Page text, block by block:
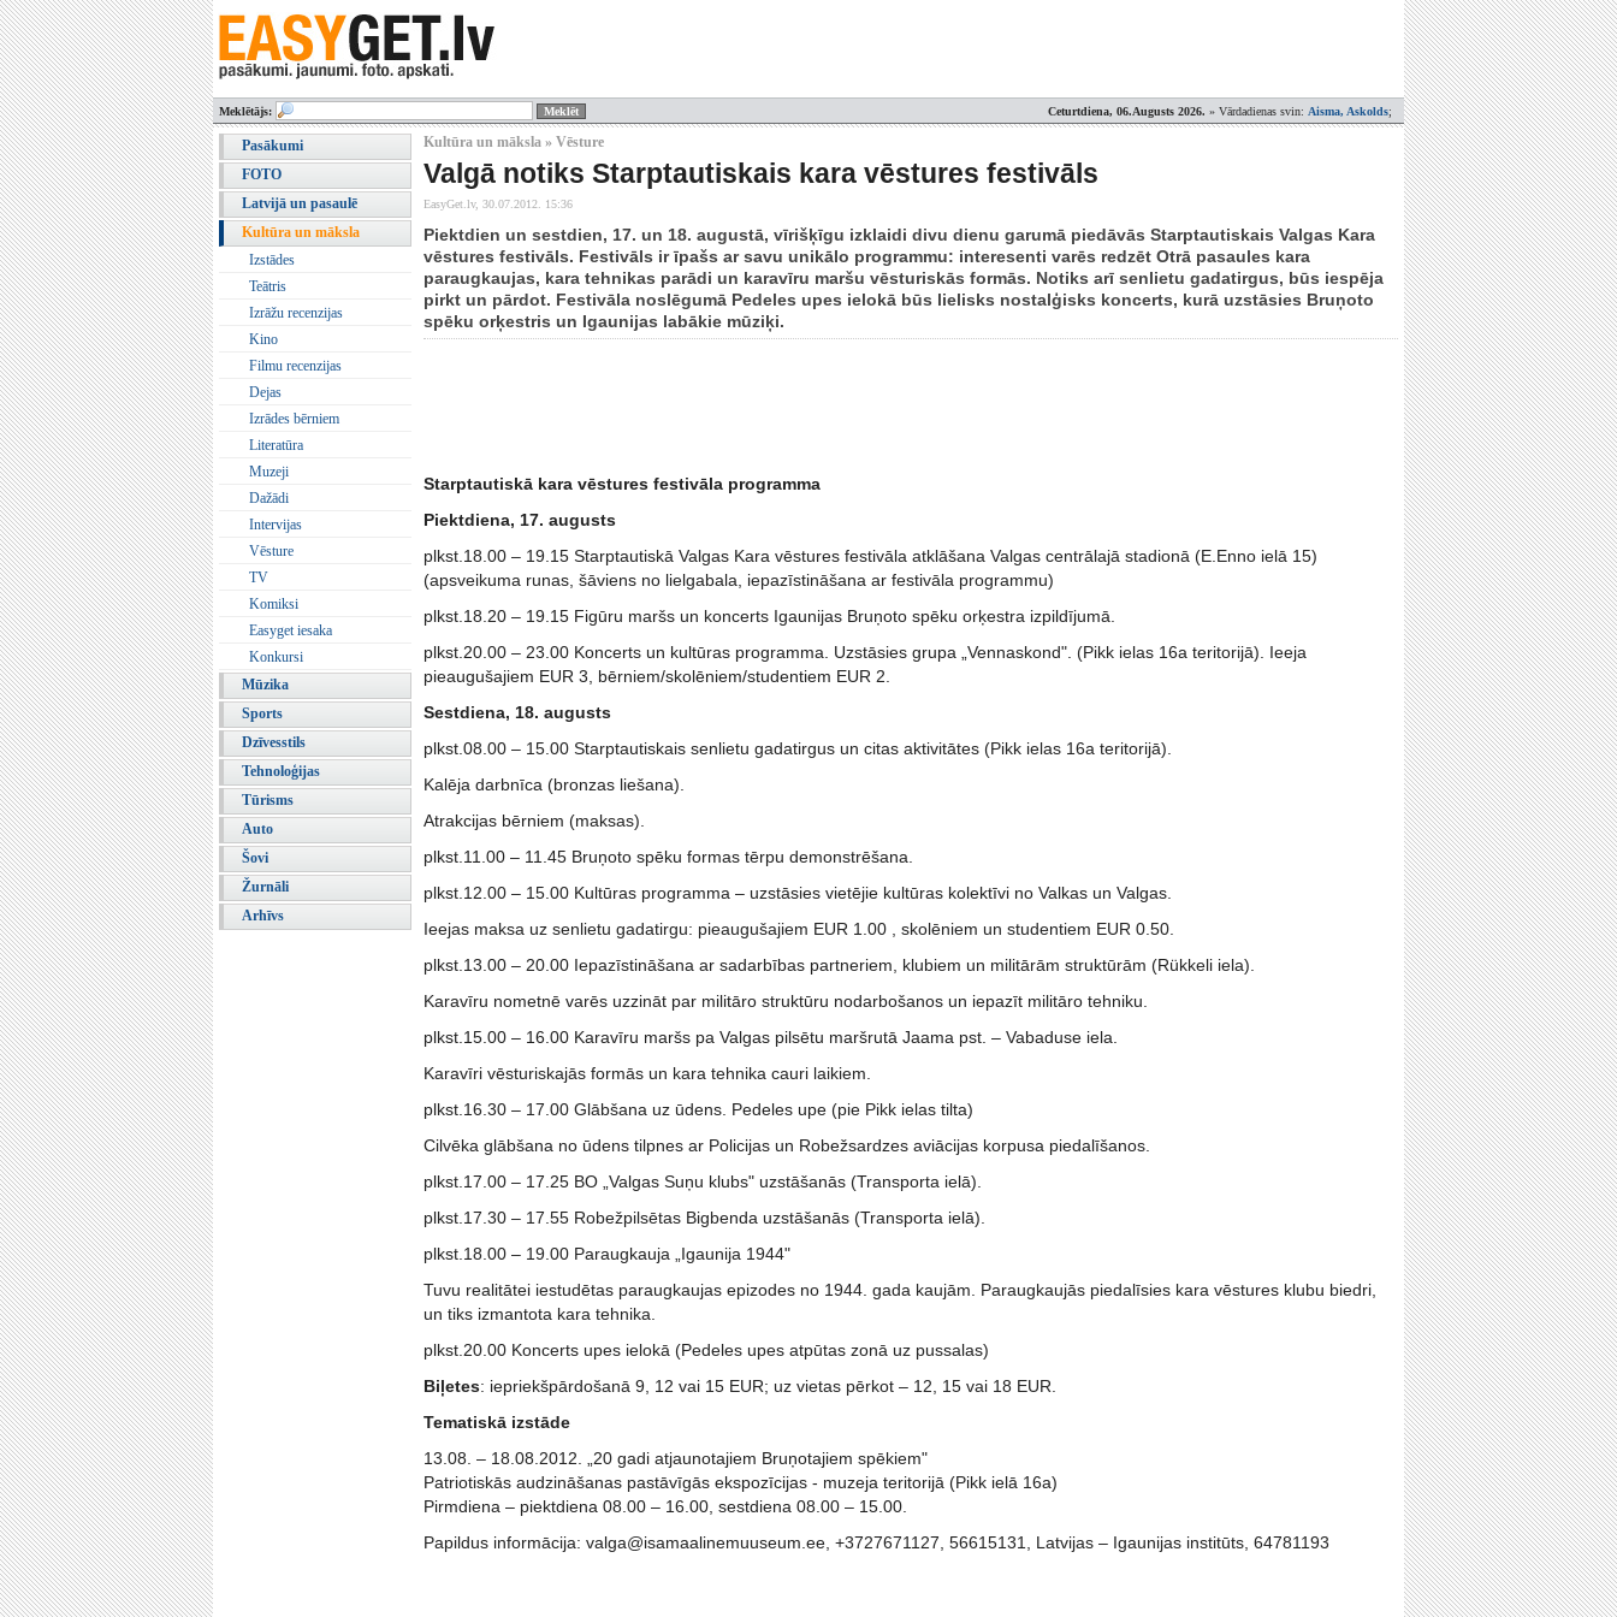
Ceturtdiena, 06.Augusts 2026. » Vārdadienas svin: Aisma, Askolds;
Meklētājs:
Pasākumi
FOTO
Latvijā un pasaulē
Kultūra un māksla
Izstādes
Teātris
Izrāžu recenzijas
Kino
Filmu recenzijas
Dejas
Izrādes bērniem
Literatūra
Muzeji
Dažādi
Intervijas
Vēsture
TV
Komiksi
Easyget iesaka
Konkursi
Mūzika
Sports
Dzīvesstils
Tehnoloģijas
Tūrisms
Auto
Šovi
Žurnāli
Arhīvs
Kultūra un māksla » Vēsture
Valgā notiks Starptautiskais kara vēstures festivāls
EasyGet.lv, 30.07.2012. 15:36
Piektdien un sestdien, 17. un 18. augustā, vīrišķīgu izklaidi divu dienu garumā piedāvās Starptautiskais Valgas Kara
vēstures festivāls. Festivāls ir īpašs ar savu unikālo programmu: interesenti varēs redzēt Otrā pasaules kara
paraugkaujas, kara tehnikas parādi un karavīru maršu vēsturiskās formās. Notiks arī senlietu gadatirgus, būs iespēja
pirkt un pārdot. Festivāla noslēgumā Pedeles upes ielokā būs lielisks nostalģisks koncerts, kurā uzstāsies Bruņoto
spēku orķestris un Igaunijas labākie mūziķi.
Starptautiskā kara vēstures festivāla programma
Piektdiena, 17. augusts
plkst.18.00 – 19.15 Starptautiskā Valgas Kara vēstures festivāla atklāšana Valgas centrālajā stadionā (E.Enno ielā 15)
(apsveikuma runas, šāviens no lielgabala, iepazīstināšana ar festivāla programmu)
plkst.18.20 – 19.15 Figūru maršs un koncerts Igaunijas Bruņoto spēku orķestra izpildījumā.
plkst.20.00 – 23.00 Koncerts un kultūras programma. Uzstāsies grupa „Vennaskond". (Pikk ielas 16a teritorijā). Ieeja
pieaugušajiem EUR 3, bērniem/skolēniem/studentiem EUR 2.
Sestdiena, 18. augusts
plkst.08.00 – 15.00 Starptautiskais senlietu gadatirgus un citas aktivitātes (Pikk ielas 16a teritorijā).
Kalēja darbnīca (bronzas liešana).
Atrakcijas bērniem (maksas).
plkst.11.00 – 11.45 Bruņoto spēku formas tērpu demonstrēšana.
plkst.12.00 – 15.00 Kultūras programma – uzstāsies vietējie kultūras kolektīvi no Valkas un Valgas.
Ieejas maksa uz senlietu gadatirgu: pieaugušajiem EUR 1.00 , skolēniem un studentiem EUR 0.50.
plkst.13.00 – 20.00 Iepazīstināšana ar sadarbības partneriem, klubiem un militārām struktūrām (Rükkeli iela).
Karavīru nometnē varēs uzzināt par militāro struktūru nodarbošanos un iepazīt militāro tehniku.
plkst.15.00 – 16.00 Karavīru maršs pa Valgas pilsētu maršrutā Jaama pst. – Vabaduse iela.
Karavīri vēsturiskajās formās un kara tehnika cauri laikiem.
plkst.16.30 – 17.00 Glābšana uz ūdens. Pedeles upe (pie Pikk ielas tilta)
Cilvēka glābšana no ūdens tilpnes ar Policijas un Robežsardzes aviācijas korpusa piedalīšanos.
plkst.17.00 – 17.25 BO „Valgas Suņu klubs" uzstāšanās (Transporta ielā).
plkst.17.30 – 17.55 Robežpilsētas Bigbenda uzstāšanās (Transporta ielā).
plkst.18.00 – 19.00 Paraugkauja „Igaunija 1944"
Tuvu realitātei iestudētas paraugkaujas epizodes no 1944. gada kaujām. Paraugkaujās piedalīsies kara vēstures klubu biedri,
un tiks izmantota kara tehnika.
plkst.20.00 Koncerts upes ielokā (Pedeles upes atpūtas zonā uz pussalas)
Biļetes: iepriekšpārdošanā 9, 12 vai 15 EUR; uz vietas pērkot – 12, 15 vai 18 EUR.
Tematiskā izstāde
13.08. – 18.08.2012. „20 gadi atjaunotajiem Bruņotajiem spēkiem"
Patriotiskās audzināšanas pastāvīgās ekspozīcijas - muzeja teritorijā (Pikk ielā 16a)
Pirmdiena – piektdiena 08.00 – 16.00, sestdiena 08.00 – 15.00.
Papildus informācija: valga@isamaalinemuuseum.ee, +3727671127, 56615131, Latvijas – Igaunijas institūts, 64781193